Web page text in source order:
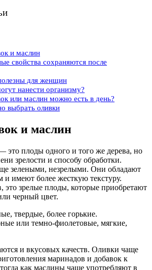
и маслин
свойства сохраняются после
для женщин
нанести организму?
или маслин можно есть в день?
выбрать оливки
и маслин
плоды одного и того же дерева, но
зрелости и способу обработки.
зелеными, незрелыми. Они обладают
и имеют более жесткую текстуру.
это зрелые плоды, которые приобретают
черный цвет.
твердые, более горькие.
или темно-фиолетовые, мягкие,
и вкусовых качеств. Оливки чаще
маринадов и добавок к
как маслины чаще употребляют в